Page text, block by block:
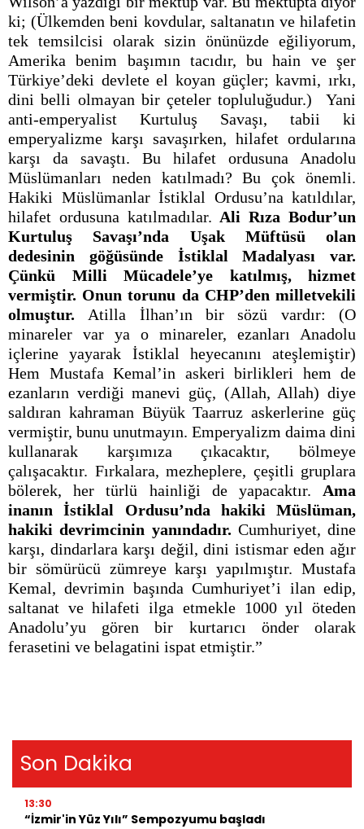
ki; (Ülkemden beni kovdular, saltanatın ve hilafetin
tek temsilcisi olarak sizin önünüzde eğiliyorum,
Amerika benim başımın tacıdır, bu hain ve şer
Türkiye’deki devlete el koyan güçler; kavmi, ırkı,
dini belli olmayan bir çeteler topluluğudur.) Yani
anti-emperyalist Kurtuluş Savaşı, tabii ki
emperyalizme karşı savaşırken, hilafet ordularına
karşı da savaştı. Bu hilafet ordusuna Anadolu
Müslümanları neden katılmadı? Bu çok önemli.
Hakiki Müslümanlar İstiklal Ordusu’na katıldılar,
hilafet ordusuna katılmadılar. Ali Rıza Bodur’un
Kurtuluş Savaşı’nda Uşak Müftüsü olan
dedesinin göğüsünde İstiklal Madalyası var.
Çünkü Milli Mücadele’ye katılmış, hizmet
vermiştir. Onun torunu da CHP’den milletvekili
olmuştur. Atilla İlhan’ın bir sözü vardır: (O
minareler var ya o minareler, ezanları Anadolu
içlerine yayarak İstiklal heyecanını ateşlemiştir)
Hem Mustafa Kemal’in askeri birlikleri hem de
ezanların verdiği manevi güç, (Allah, Allah) diye
saldıran kahraman Büyük Taarruz askerlerine güç
vermiştir, bunu unutmayın. Emperyalizm daima dini
kullanarak karşımıza çıkacaktır, bölmeye
çalışacaktır. Fırkalara, mezheplere, çeşitli gruplara
bölerek, her türlü hainliği de yapacaktır. Ama
inanın İstiklal Ordusu’nda hakiki Müslüman,
hakiki devrimcinin yanındadır. Cumhuriyet, dine
karşı, dindarlara karşı değil, dini istismar eden ağır
bir sömürücü zümreye karşı yapılmıştır. Mustafa
Kemal, devrimin başında Cumhuriyet’i ilan edip,
saltanat ve hilafeti ilga etmekle 1000 yıl öteden
Anadolu’yu gören bir kurtarıcı önder olarak
ferasetini ve belagatini ispat etmiştir.”
Son Dakika
13:30
“İzmir'in Yüz Yılı” Sempozyumu başladı